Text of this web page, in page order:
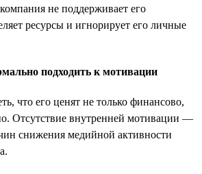
не поддерживает его
ресурсы и игнорирует его личные
подходить к мотивации
что его ценят не только финансово,
Отсутствие внутренней мотивации —
снижения медийной активности